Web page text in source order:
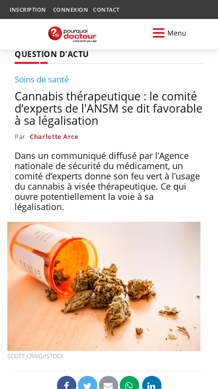
INSCRIPTION CONNEXION CONTACT
Menu
QUESTION D'ACTU
Soins de santé
Cannabis thérapeutique : le comité
d’experts de l'ANSM se dit favorable
à sa légalisation
Par Charlotte Arce
Dans un communiqué diffusé par l’Agence
nationale de sécurité du médicament, un
comité d’experts donne son feu vert à l’usage
du cannabis à visée thérapeutique. Ce qui
ouvre potentiellement la voie à sa
légalisation.
SCOTT_CRAIG/ISTOCK